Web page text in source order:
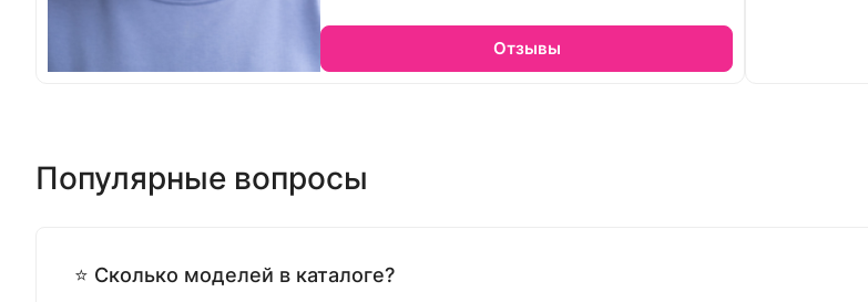
Отзывы
Популярные вопросы
⭐ Сколько моделей в каталоге?